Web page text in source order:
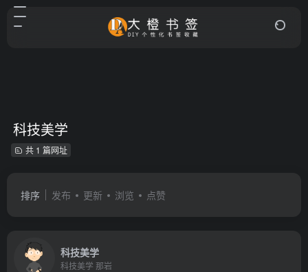
科技美学
共 1 篇网址
排序 发布 更新 浏览 点赞
科技美学
科技美学 那岩